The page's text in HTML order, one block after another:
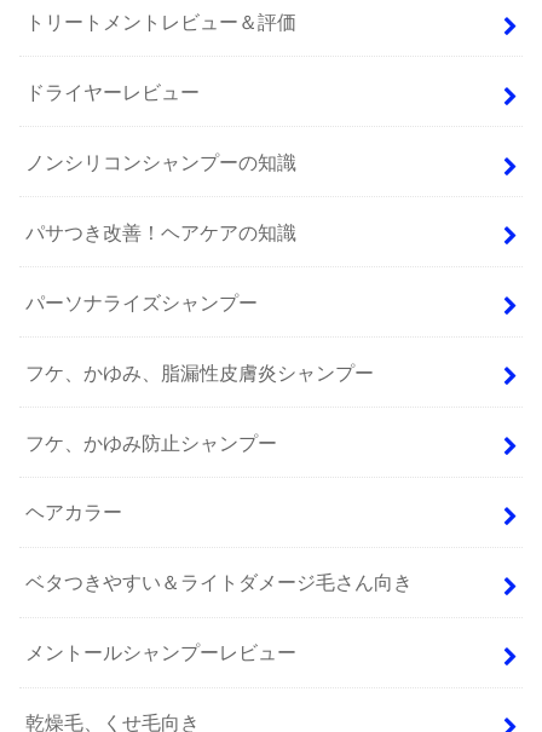
トリートメントレビュー＆評価
ドライヤーレビュー
ノンシリコンシャンプーの知識
パサつき改善！ヘアケアの知識
パーソナライズシャンプー
フケ、かゆみ、脂漏性皮膚炎シャンプー
フケ、かゆみ防止シャンプー
ヘアカラー
ベタつきやすい＆ライトダメージ毛さん向き
メントールシャンプーレビュー
乾燥毛、くせ毛向き